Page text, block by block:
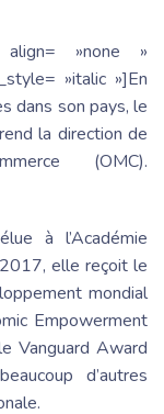
align= »none »
»italic »]En
dans son pays, le
la direction de
(OMC).
à l’Académie
elle reçoit le
mondial
Empowerment
Vanguard Award
d’autres